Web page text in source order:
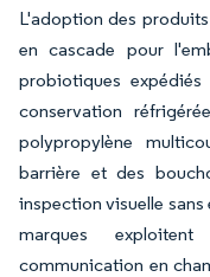
L'adoption des
en cascade pour
probiotiques
conservation
polypropylène
barrière et des
inspection visuelle
marques
communication en